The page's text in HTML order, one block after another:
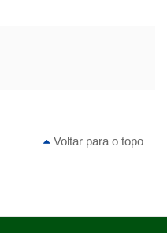
Voltar para o topo